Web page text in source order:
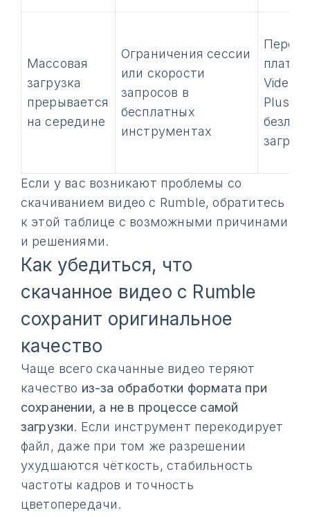
Массовая
загрузка
прерывается
на середине
Ограничения сессии
или скорости
запросов в
бесплатных
инструментах
Video
Plus
Если у вас возникают проблемы со
скачиванием видео с Rumble, обратитесь
к этой таблице с возможными причинами
и решениями.
Как убедиться, что
скачанное видео с Rumble
сохранит оригинальное
качество
Чаще всего скачанные видео теряют
качество из-за обработки формата при
сохранении, а не в процессе самой
загрузки. Если инструмент перекодирует
файл, даже при том же разрешении
ухудшаются чёткость, стабильность
частоты кадров и точность
цветопередачи.